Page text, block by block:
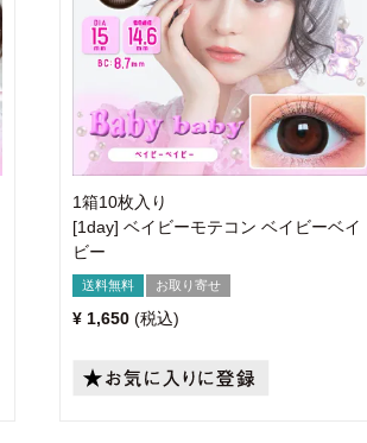
1箱10枚入り
[1day] ベイビーモテコン ベイビーベイ
ビー
送料無料 お取り寄せ
¥ 1,650 税込